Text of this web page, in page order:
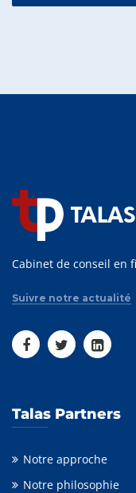
Cabinet de conseil en
Suivre notre actualité
Talas Partners
Notre approche
Notre philosophie